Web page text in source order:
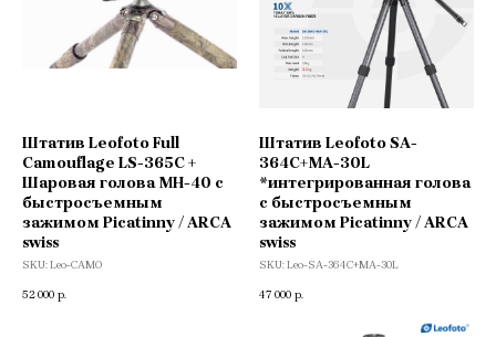
Штатив Leofoto Full
Camouflage LS-365C +
Шаровая голова MH-40 с
быстросъемным
зажимом Picatinny / ARCA
swiss
SKU:Leo-CAMO
52 000 р.
Штатив Leofoto SA-
364C+MA-30L
*интегрированная голова
с быстросъемным
зажимом Picatinny / ARCA
swiss
SKU:Leo-SA-364C+MA-30L
47 000 р.